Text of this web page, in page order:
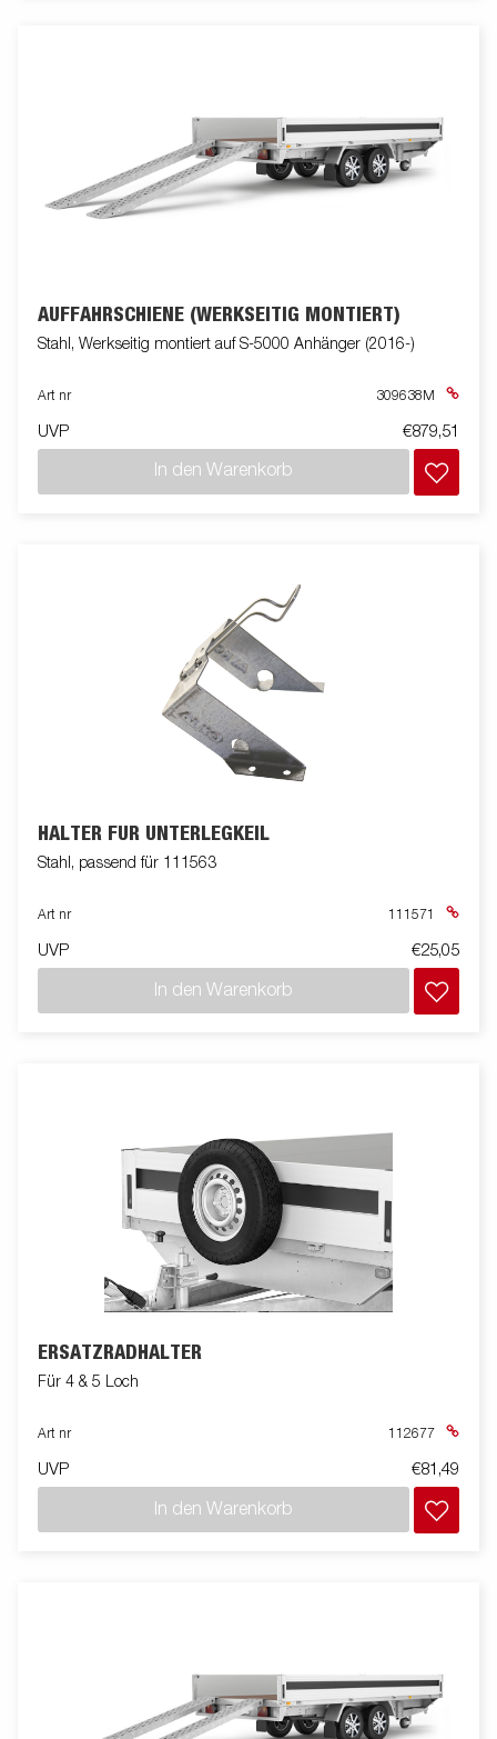
AUFFAHRSCHIENE (WERKSEITIG MONTIERT)
Stahl, Werkseitig montiert auf S-5000 Anhänger (2016-)
Art nr 309638M
UVP €879,51
In den Warenkorb
HALTER FÜR UNTERLEGKEIL
Stahl, passend für 111563
Art nr 111571
UVP €25,05
In den Warenkorb
ERSATZRADHALTER
Für 4 & 5 Loch
Art nr 112677
UVP €81,49
In den Warenkorb